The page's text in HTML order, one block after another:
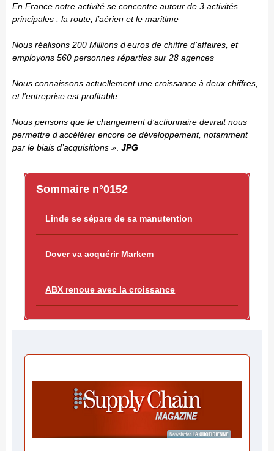
Sommaire n°0152
Linde se sépare de sa manutention
Dover va acquérir Markem
ABX renoue avec la croissance
En France notre activité se concentre autour de 3 activités
principales : la route, l’aérien et le maritime
Nous réalisons 200 Millions d’euros de chiffre d’affaires, et
employons 560 personnes réparties sur 28 agences
Nous connaissons actuellement une croissance à deux chiffres,
et l’entreprise est profitable
Nous pensons que le changement d’actionnaire devrait nous
permettre d’accélérer encore ce développement, notamment
par le biais d’acquisitions » JPG